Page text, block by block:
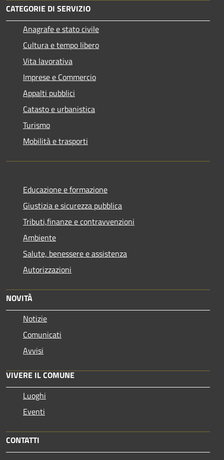
CATEGORIE DI SERVIZIO
Anagrafe e stato civile
Cultura e tempo libero
Vita lavorativa
Imprese e Commercio
Appalti pubblici
Catasto e urbanistica
Turismo
Mobilità e trasporti
Educazione e formazione
Giustizia e sicurezza pubblica
Tributi,finanze e contravvenzioni
Ambiente
Salute, benessere e assistenza
Autorizzazioni
NOVITÀ
Notizie
Comunicati
Avvisi
VIVERE IL COMUNE
Luoghi
Eventi
CONTATTI